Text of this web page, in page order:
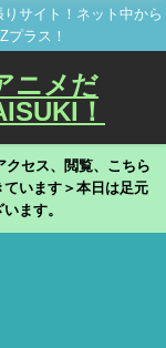
サイト！ネット中から
プラス！
ニメだ
！
クセス、閲覧、こちら
います＞本日は足元
ます。